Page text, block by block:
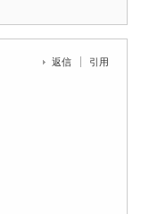
返信 引用